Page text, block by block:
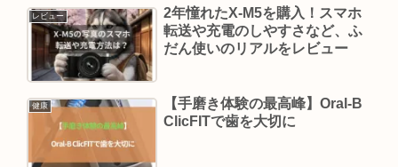
レビュー
2年憧れたX-M5を購入！スマホ
転送や充電のしやすさなど、ふ
だん使いのリアルをレビュー
健康
【手磨き体験の最高峰】Oral-B
ClicFITで歯を大切に